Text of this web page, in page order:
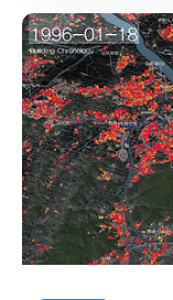
데, 노선이 많이 편성
기가 매우 어렵다고
버스가 시로부터 받는
고 노선을 조정하여
락에서 충남 연구원측
노선이 일치하지 않는
들었다. 이제 한 장면
를 가진 개체로 표현했